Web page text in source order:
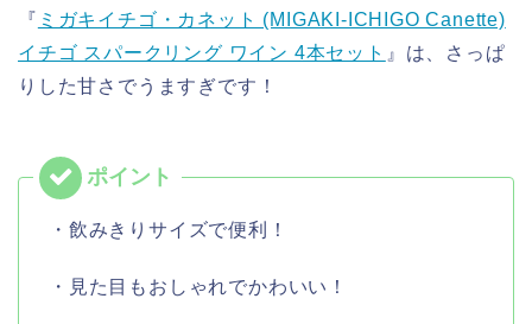
『 ミガキイチゴ・カネット (MIGAKI-ICHIGO Canette)
イチゴ スパークリング ワイン 4本セット 』は、さっぱ
りした甘さでうますぎです！
・飲みきりサイズで便利！
・見た目もおしゃれでかわいい！